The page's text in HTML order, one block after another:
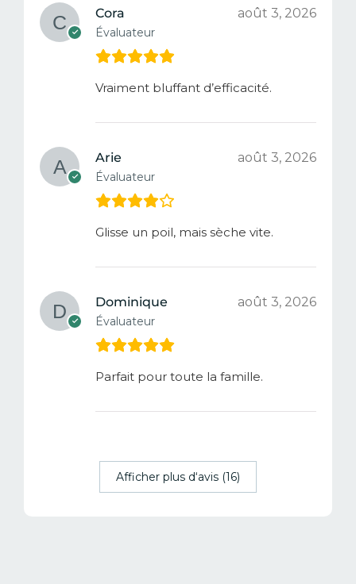
Cora
Évaluateur
août 3, 2026
Vraiment bluffant d’efficacité.
Arie
Évaluateur
août 3, 2026
Glisse un poil, mais sèche vite.
Dominique
Évaluateur
août 3, 2026
Parfait pour toute la famille.
Afficher plus d‘avis (16)